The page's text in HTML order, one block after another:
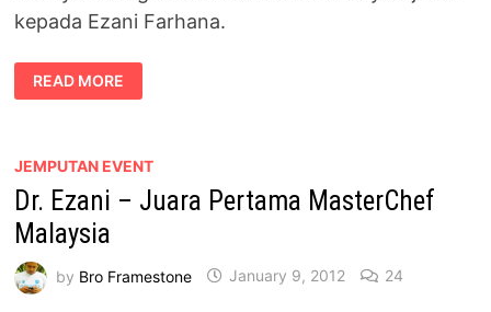
kepada Ezani Farhana.
GAMBAR
SEKITAR
MAJLIS
MALAYSIA
READ MORE
JEMPUTAN EVENT
Dr. Ezani – Juara Pertama MasterChef
Malaysia
by Bro Framestone January 9, 2012 24